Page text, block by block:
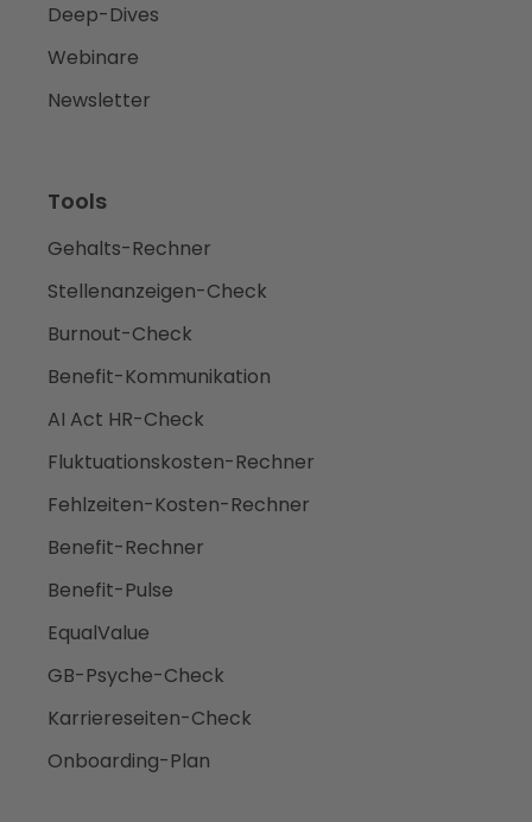
Deep-Dives
Webinare
Newsletter
Tools
Gehalts-Rechner
Stellenanzeigen-Check
Burnout-Check
Benefit-Kommunikation
AI Act HR-Check
Fluktuationskosten-Rechner
Fehlzeiten-Kosten-Rechner
Benefit-Rechner
Benefit-Pulse
EqualValue
GB-Psyche-Check
Karriereseiten-Check
Onboarding-Plan